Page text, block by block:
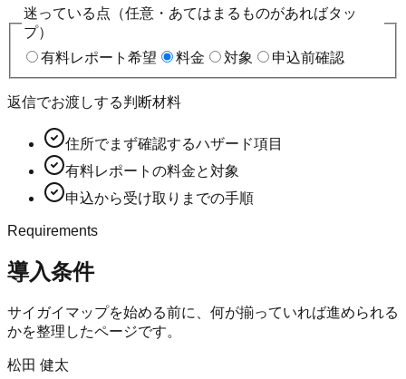
迷っている点（任意・あてはまるものがあればタッ
プ）
有料レポート希望
料金 対象 申込前確認
返信でお渡しする判断材料
住所でまず確認するハザード項目
有料レポートの料金と対象
申込から受け取りまでの手順
Requirements
導入条件
サイガイマップを始める前に、何が揃っていれば進められる
かを整理したページです。
松田 健太